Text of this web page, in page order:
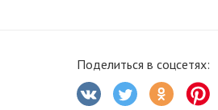
Поделиться в соцсетях: